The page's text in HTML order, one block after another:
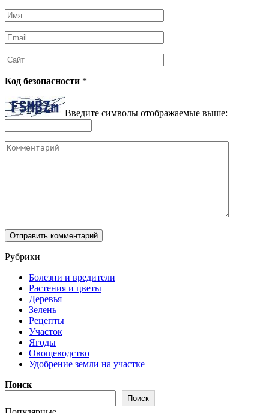
Имя
*
Email
*
Сайт
Код безопасности *
Введите символы отображаемые выше:
Комментарий
Рубрики
Болезни и вредители
Растения и цветы
Деревья
Зелень
Рецепты
Участок
Ягоды
Овощеводство
Удобрение земли на участке
Поиск
Поиск